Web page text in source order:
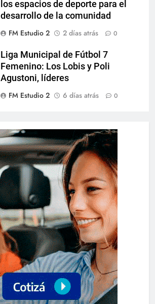
los espacios de deporte para el
desarrollo de la comunidad
FM Estudio 2
2 días atrás 0
Liga Municipal de Fútbol 7
Femenino: Los Lobis y Poli
Agustoni, líderes
FM Estudio 2
6 días atrás 0